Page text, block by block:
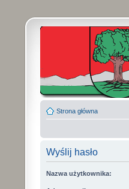
Strona główna
Wyślij hasło
Nazwa użytkownika: